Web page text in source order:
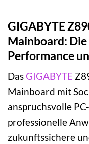
GIGABYTE
Mainboard:
Performance
Das GIGABYTE
Mainboard mit
anspruchsvolle
professionelle
zukunftssichere